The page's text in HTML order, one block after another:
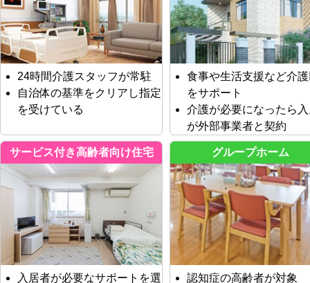
24時間介護スタッフが常駐
自治体の基準をクリアし指定
を受けている
食事や生活支援など介
をサポート
介護が必要になったら
が外部事業者と契約
サービス付き高齢者向け住宅
入居者が必要なサポートを選
グループホーム
認知症の高齢者が対象